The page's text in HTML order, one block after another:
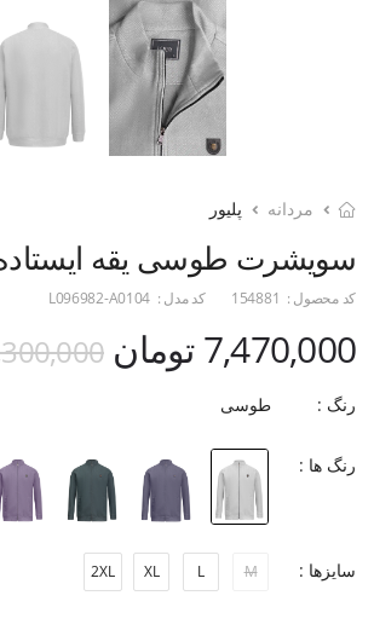
مردانه پلیور
سویشرت طوسی یقه ایستاده
کد محصول : 154881 کد مدل : L096982-A0104
7,470,000 تومان 8,300,000
رنگ : طوسی
رنگ ها :
سایزها : M
L
XL
2XL